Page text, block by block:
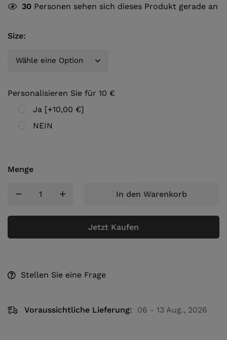
30 Personen sehen sich dieses Produkt gerade an
Size:
Personalisieren Sie für 10 €
Ja [+10,00 €]
NEIN
Menge
In den Warenkorb
Jetzt Kaufen
Stellen Sie eine Frage
Voraussichtliche Lieferung: 06 - 13 Aug., 2026